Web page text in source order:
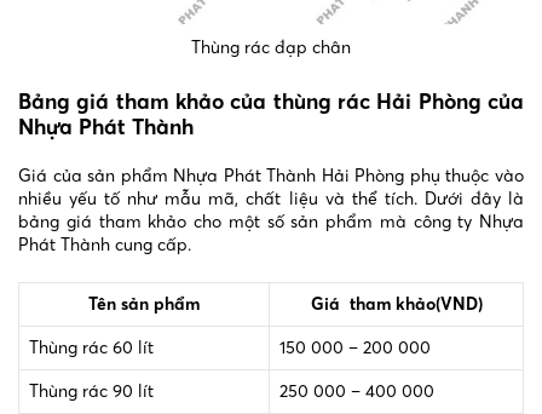
Thùng rác đạp chân
Bảng giá tham khảo của thùng rác Hải Phòng của
Nhựa Phát Thành
Giá của sản phẩm Nhựa Phát Thành Hải Phòng phụ thuộc vào
nhiều yếu tố như mẫu mã, chất liệu và thể tích. Dưới đây là
bảng giá tham khảo cho một số sản phẩm mà công ty Nhựa
Phát Thành cung cấp.
Tên sản phẩm
Giá tham khảo(VND)
Thùng rác 60 lít
150 000 – 200 000
Thùng rác 90 lít
250 000 – 400 000